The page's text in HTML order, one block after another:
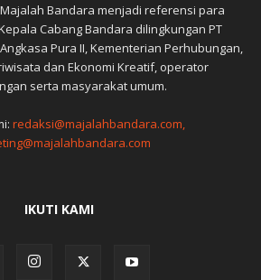
Bandara menjadi referensi para
Cabang Bandara dilingkungan PT
Pura II, Kementerian Perhubungan,
dan Ekonomi Kreatif, operator
serta masyarakat umum.
redaksi@majalahbandara.com,
IKUTI KAMI